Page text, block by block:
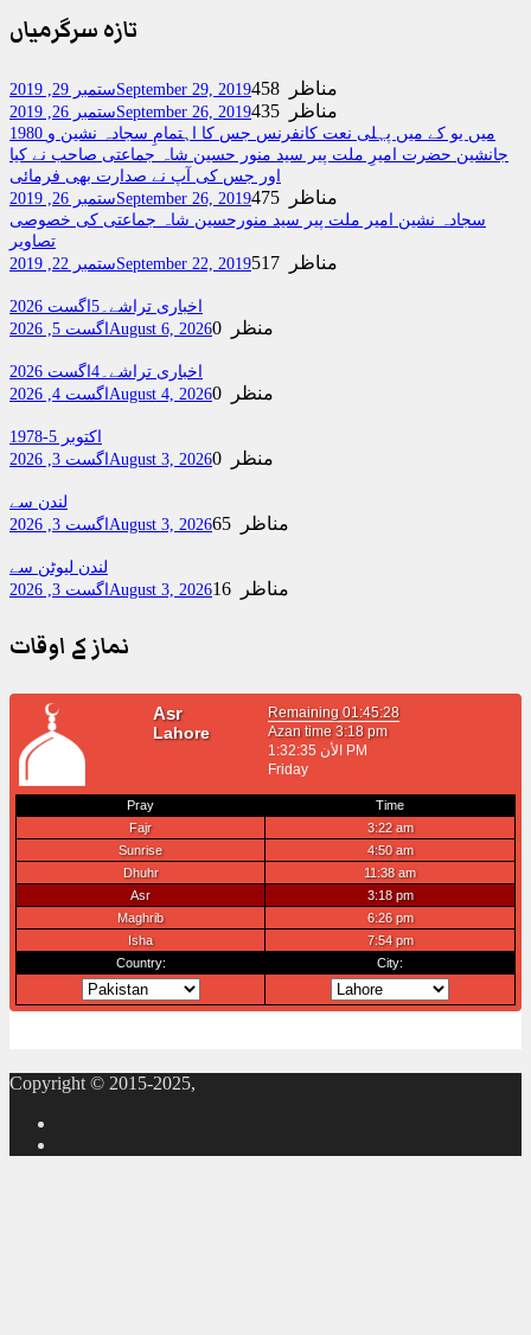
تازہ سرگرمیاں
ستمبر 29, 2019September 29, 2019 458 مناظر
ستمبر 26, 2019September 26, 2019 435 مناظر
1980 میں یو کے میں پہلی نعت کانفرنس جس کا اہتمامِ سجادہ نشین و
جانشین حضرت امیرِ ملت پیر سید منور حسین شاہ جماعتی صاحب نے کیا
اور جس کی آپ نے صدارت بھی فرمائی
ستمبر 26, 2019September 26, 2019 475 مناظر
سجادہ نشین امیر ملت پیر سید منورحسین شاہ جماعتی کی خصوصی
تصاویر
ستمبر 22, 2019September 22, 2019 517 مناظر
اخباری تراشے۔5اگست 2026
اگست 5, 2026 August 6, 2026 0 منظر
اخباری تراشے۔4اگست 2026
اگست 4, 2026 August 4, 2026 0 منظر
اکتوبر 5-1978
اگست 3, 2026 August 3, 2026 0 منظر
لندن سے
اگست 3, 2026 August 3, 2026 65 مناظر
لندن لیوٹن سے
اگست 3, 2026 August 3, 2026 16 مناظر
نماز کے اوقات
Copyright © 2015-2025,